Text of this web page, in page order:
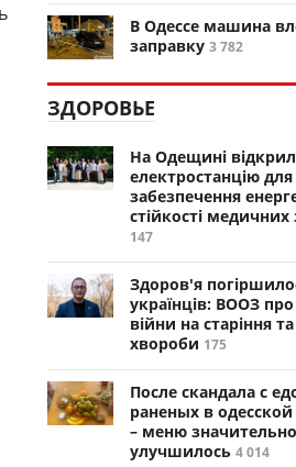
В Одессе машина
заправку 3 782
ЗДОРОВЬЕ
На Одещині
електростанцію для
забезпечення
стійкості медичних
147
Здоров'я
українців: ВООЗ
війни на старіння
хвороби 175
После скандала с
раненых в
– меню значительно
улучшилось 4 014